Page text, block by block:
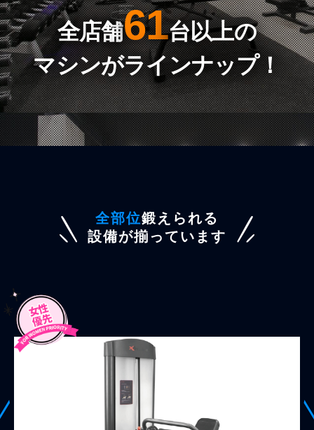
全店舗61台以上の
マシンがラインナップ！
全部位鍛えられる
設備が揃っています